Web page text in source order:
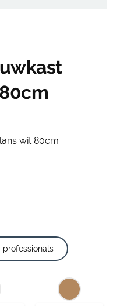
wit 80cm
professionals